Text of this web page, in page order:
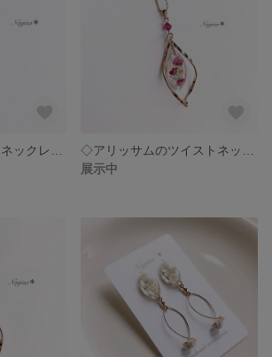
展示中